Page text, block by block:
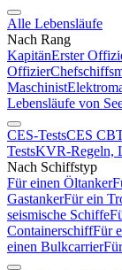
Alle Lebensläufe
Nach Rang
KapitänErster
Offizier
Maschinist
Lebensläufe von
CES-TestsCES
TestsKVR-Regeln,
Nach Schiffstyp
Für einen Öltanker
GastankerFür ein
seismische Schiffe
ContainerschiffFür
einen Bulkcarrier